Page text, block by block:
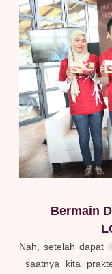
Bermain
Nah, setelah dapat
saatnya kita